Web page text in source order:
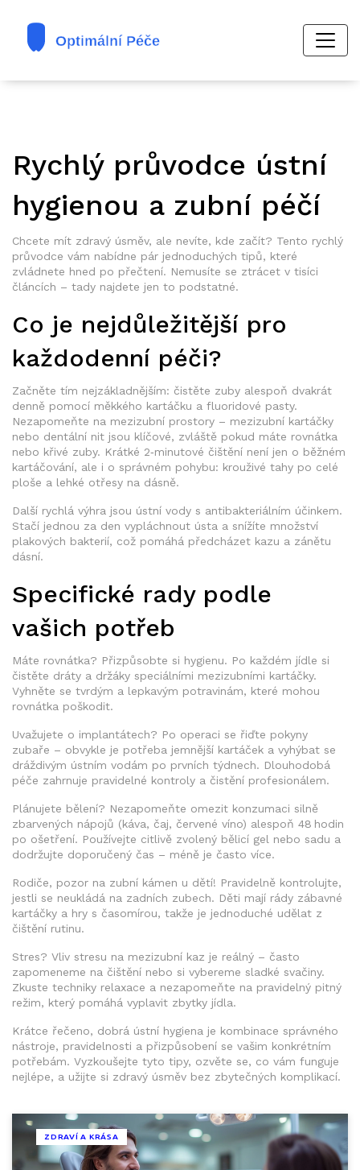
Rychlý průvodce ústní
hygienou a zubní péčí
Chcete mít zdravý úsměv, ale nevíte, kde začít? Tento rychlý
průvodce vám nabídne pár jednoduchých tipů, které
zvládnete hned po přečtení. Nemusíte se ztrácet v tisíci
článcích – tady najdete jen to podstatné.
Co je nejdůležitější pro
každodenní péči?
Začněte tím nejzákladnějším: čistěte zuby alespoň dvakrát
denně pomocí měkkého kartáčku a fluoridové pasty.
Nezapomeňte na mezizubní prostory – mezizubní kartáčky
nebo dentální nit jsou klíčové, zvláště pokud máte rovnátka
nebo křivé zuby. Krátké 2‑minutové čištění není jen o běžném
kartáčování, ale i o správném pohybu: krouživé tahy po celé
ploše a lehké otřesy na dásně.
Další rychlá výhra jsou ústní vody s antibakteriálním účinkem.
Stačí jednou za den vypláchnout ústa a snížíte množství
plakových bakterií, což pomáhá předcházet kazu a zánětu
dásní.
Specifické rady podle
vašich potřeb
Máte rovnátka? Přizpůsobte si hygienu. Po každém jídle si
čistěte dráty a držáky speciálními mezizubními kartáčky.
Vyhněte se tvrdým a lepkavým potravinám, které mohou
rovnátka poškodit.
Uvažujete o implantátech? Po operaci se řiďte pokyny
zubaře – obvykle je potřeba jemnější kartáček a vyhýbat se
dráždivým ústním vodám po prvních týdnech. Dlouhodobá
péče zahrnuje pravidelné kontroly a čistění profesionálem.
Plánujete bělení? Nezapomeňte omezit konzumaci silně
zbarvených nápojů (káva, čaj, červené víno) alespoň 48 hodin
po ošetření. Používejte citlivě zvolený bělicí gel nebo sadu a
dodržujte doporučený čas – méně je často více.
Rodiče, pozor na zubní kámen u dětí! Pravidelně kontrolujte,
jestli se neukládá na zadních zubech. Děti mají rády zábavné
kartáčky a hry s časomírou, takže je jednoduché udělat z
čištění rutinu.
Stres? Vliv stresu na mezizubní kaz je reálný – často
zapomeneme na čištění nebo si vybereme sladké svačiny.
Zkuste techniky relaxace a nezapomeňte na pravidelný pitný
režim, který pomáhá vyplavit zbytky jídla.
Krátce řečeno, dobrá ústní hygiena je kombinace správného
nástroje, pravidelnosti a přizpůsobení se vašim konkrétním
potřebám. Vyzkoušejte tyto tipy, ozvěte se, co vám funguje
nejlépe, a užijte si zdravý úsměv bez zbytečných komplikací.
ZDRAVÍ A KRÁSA